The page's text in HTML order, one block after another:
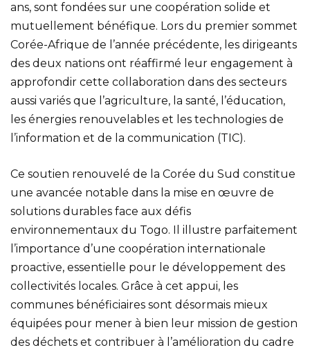
ans, sont fondées sur une coopération solide et
mutuellement bénéfique. Lors du premier sommet
Corée-Afrique de l’année précédente, les dirigeants
des deux nations ont réaffirmé leur engagement à
approfondir cette collaboration dans des secteurs
aussi variés que l’agriculture, la santé, l’éducation,
les énergies renouvelables et les technologies de
l’information et de la communication (TIC).
Ce soutien renouvelé de la Corée du Sud constitue
une avancée notable dans la mise en œuvre de
solutions durables face aux défis
environnementaux du Togo. Il illustre parfaitement
l’importance d’une coopération internationale
proactive, essentielle pour le développement des
collectivités locales. Grâce à cet appui, les
communes bénéficiaires sont désormais mieux
équipées pour mener à bien leur mission de gestion
des déchets et contribuer à l’amélioration du cadre